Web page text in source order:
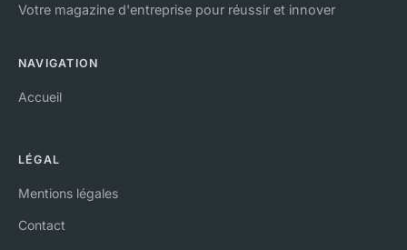
Votre magazine d'entreprise pour réussir et innover
NAVIGATION
Accueil
LÉGAL
Mentions légales
Contact